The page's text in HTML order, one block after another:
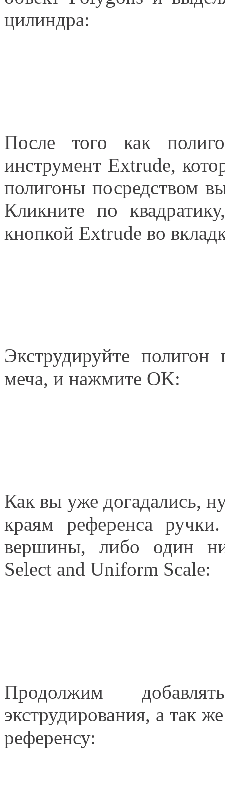
цилиндра:
После того как
инструмент Extrude,
полигоны посредством
Кликните по
кнопкой Extrude во
Экструдируйте
меча, и нажмите OK:
Как вы уже догадались,
краям референса
вершины, либо один
Select and Uniform Scale:
Продолжим
экструдирования, а так
референсу: